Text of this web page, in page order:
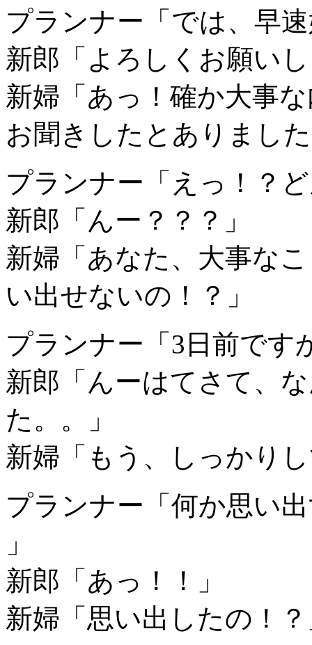
プランナー「では、早
新郎「よろしくお願い
新婦「あっ！確か大事
お聞きしたとありまし
プランナー「えっ！？
新郎「んー？？？」
新婦「あなた、大事な
い出せないの！？」
プランナー「3日前です
新郎「んーはてさて、
た。。」
新婦「もう、しっかり
プランナー「何か思い
」
新郎「あっ！！」
新婦「思い出したの！